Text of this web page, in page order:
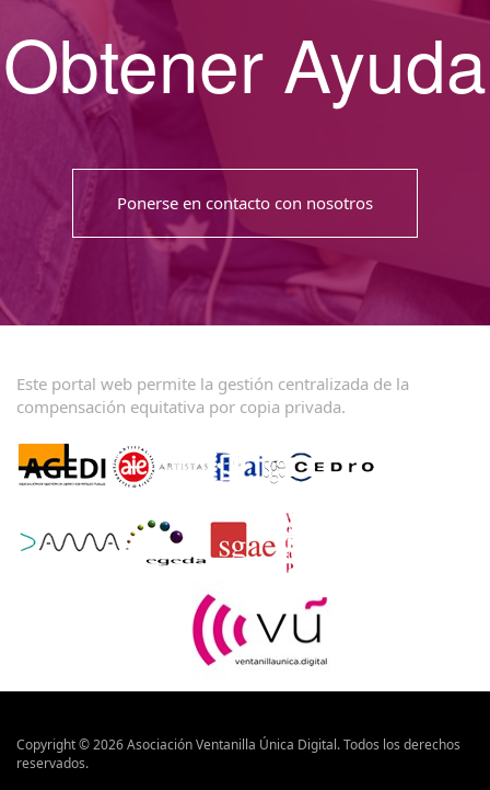
Obtener Ayuda
Ponerse en contacto con nosotros
Este portal web permite la gestión centralizada de la
compensación equitativa por copia privada.
Copyright © 2026 Asociación Ventanilla Única Digital. Todos los derechos
reservados.